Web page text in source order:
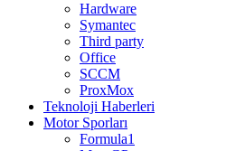
Hardware
Symantec
Third party
Office
SCCM
ProxMox
Teknoloji Haberleri
Motor Sporları
Formula1